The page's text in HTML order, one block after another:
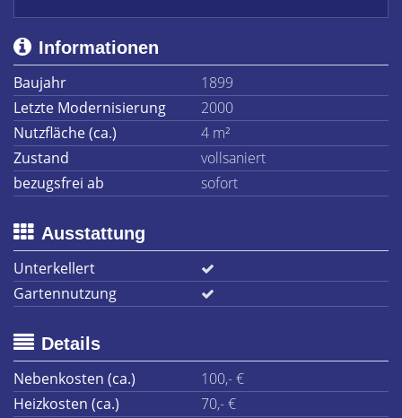
Informationen
Baujahr
1899
Letzte Modernisierung
2000
Nutzfläche (ca.)
4 m²
Zustand
vollsaniert
bezugsfrei ab
sofort
Ausstattung
Unterkellert
Gartennutzung
Details
Nebenkosten (ca.)
100,- €
Heizkosten (ca.)
70,- €